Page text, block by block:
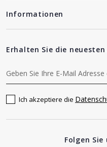
Informationen
Erhalten Sie die
Ich akzeptiere die
Folgen Sie